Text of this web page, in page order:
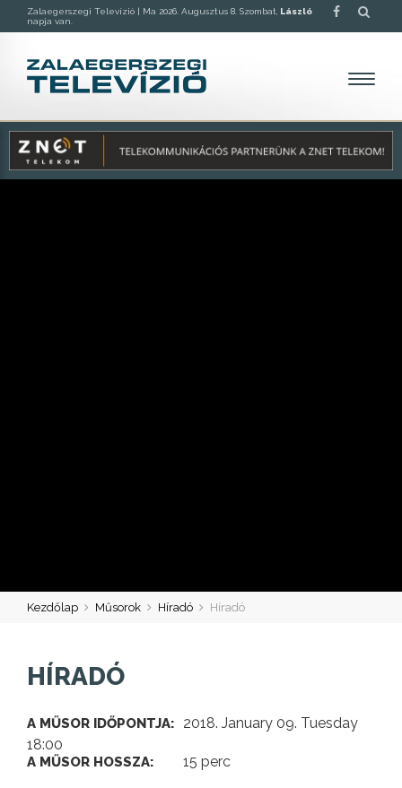
Zalaegerszegi Televízió | Ma 2026. Augusztus 8. Szombat, László
napja van.
Kezdőlap Műsorok Híradó Híradó
HÍRADÓ
A MŰSOR IDŐPONTJA:
2018. January 09. Tuesday
18:00
A MŰSOR HOSSZA: 15 perc